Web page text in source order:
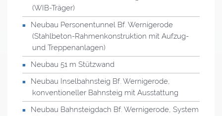
(WIB-Träger)
Neubau Personentunnel Bf. Wernigerode
(Stahlbeton-Rahmenkonstruktion mit Aufzug-
und Treppenanlagen)
Neubau 51 m Stützwand
Neubau Inselbahnsteig Bf. Wernigerode,
konventioneller Bahnsteig mit Ausstattung
Neubau Bahnsteigdach Bf. Wernigerode, System